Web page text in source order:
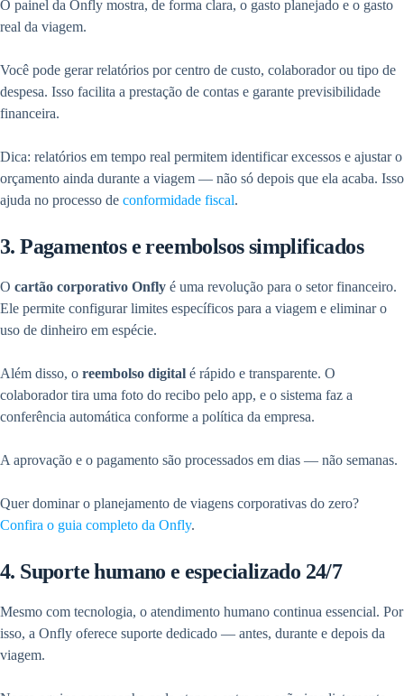
O painel da Onfly mostra, de forma clara, o gasto planejado e o gasto
real da viagem.
Você pode gerar relatórios por centro de custo, colaborador ou tipo de
despesa. Isso facilita a prestação de contas e garante previsibilidade
financeira.
Dica: relatórios em tempo real permitem identificar excessos e ajustar o
orçamento ainda durante a viagem — não só depois que ela acaba. Isso
ajuda no processo de conformidade fiscal.
3. Pagamentos e reembolsos simplificados
O cartão corporativo Onfly é uma revolução para o setor financeiro.
Ele permite configurar limites específicos para a viagem e eliminar o
uso de dinheiro em espécie.
Além disso, o reembolso digital é rápido e transparente. O
colaborador tira uma foto do recibo pelo app, e o sistema faz a
conferência automática conforme a política da empresa.
A aprovação e o pagamento são processados em dias — não semanas.
Quer dominar o planejamento de viagens corporativas do zero?
Confira o guia completo da Onfly.
4. Suporte humano e especializado 24/7
Mesmo com tecnologia, o atendimento humano continua essencial. Por
isso, a Onfly oferece suporte dedicado — antes, durante e depois da
viagem.